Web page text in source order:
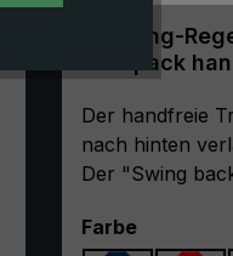
Trekking-
backpack
Der handfreie
nach hinten
Der "Swing
Outdoor-
Farbeauswählen